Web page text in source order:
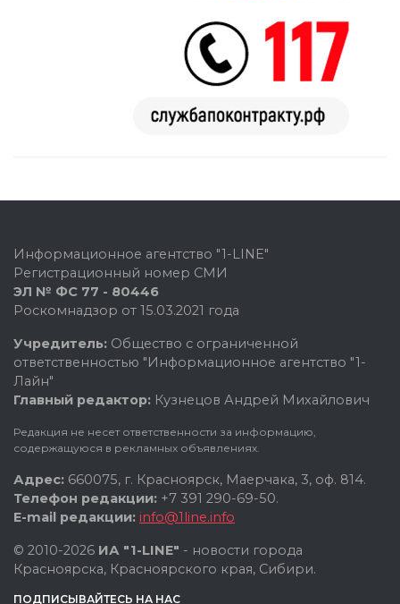
Информационное агентство "1-LINE"
Регистрационный номер СМИ
ЭЛ № ФС 77 - 80446
Роскомнадзор от 15.03.2021 года
Учредитель: Общество с ограниченной
ответственностью "Информационное агентство "1-
Лайн"
Главный редактор: Кузнецов Андрей Михайлович
Редакция не несет ответственности за информацию,
содержащуюся в рекламных объявлениях.
Адрес: 660075, г. Красноярск, Маерчака, 3, оф. 814.
Телефон редакции: +7 391 290-69-50.
E-mail редакции: info@1line.info
© 2010-2026 ИА "1-LINE" - новости города
Красноярска, Красноярского края, Сибири.
ПОДПИСЫВАЙТЕСЬ НА НАС